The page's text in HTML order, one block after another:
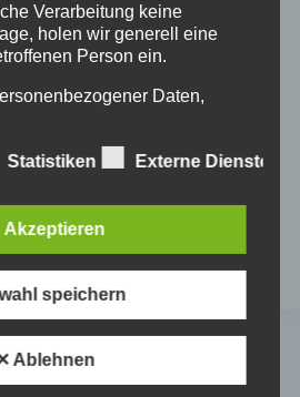
Verarbeitung keine
holen wir generell eine
Person ein.
Daten,
im Einklang mit der
den für uns geltenden
Datenschutzbestimmungen.
möchte unser
über Art, Umfang
uns erhobenen, genutzten und
Daten
betroffene Personen
über die ihnen
aufgeklärt.
Statistiken Externe Dienste
Akzeptieren
speichern
Ablehnen